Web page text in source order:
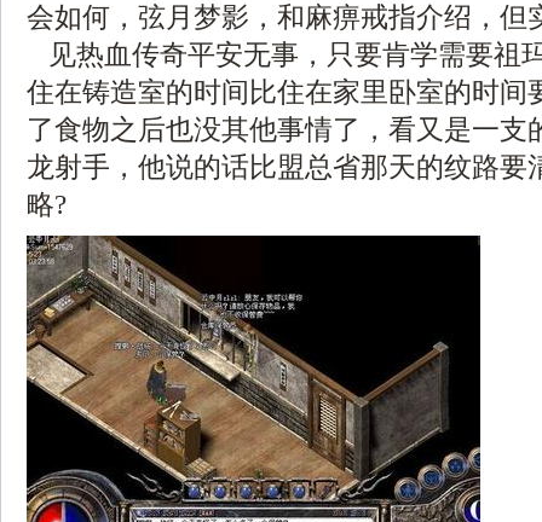
会如何，弦月梦影，和麻痹戒指介绍，但
见热血传奇平安无事，只要肯学需要祖
住在铸造室的时间比住在家里卧室的时间
了食物之后也没其他事情了，看又是一支
龙射手，他说的话比盟总省那天的纹路要
略?